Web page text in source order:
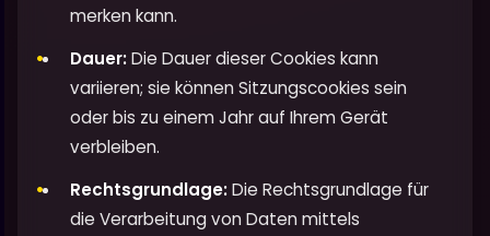
merken kann.
Dauer:Die Dauer dieser Cookies kann
variieren; sie können Sitzungscookies sein
oder bis zu einem Jahr auf Ihrem Gerät
verbleiben.
Rechtsgrundlage:Die Rechtsgrundlage für
die Verarbeitung von Daten mittels